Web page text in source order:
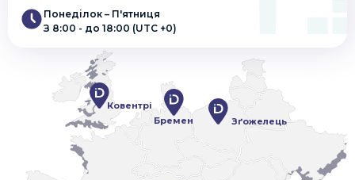
Понеділок – П'ятниця
З 8:00 - до 18:00 (UTC +0)
Зґожелець
Бремен
Ковентрі